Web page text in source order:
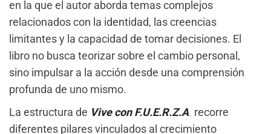
en la que el autor aborda temas complejos
relacionados con la identidad, las creencias
limitantes y la capacidad de tomar decisiones. El
libro no busca teorizar sobre el cambio personal,
sino impulsar a la acción desde una comprensión
profunda de uno mismo.
La estructura de Vive con F.U.E.R.Z.A. recorre
diferentes pilares vinculados al crecimiento